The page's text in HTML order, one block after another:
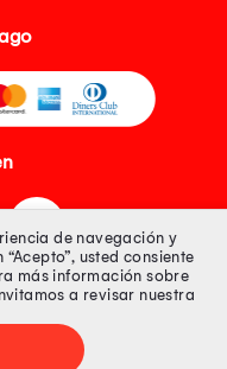
de navegación y
usted consiente
más información sobre
a revisar nuestra